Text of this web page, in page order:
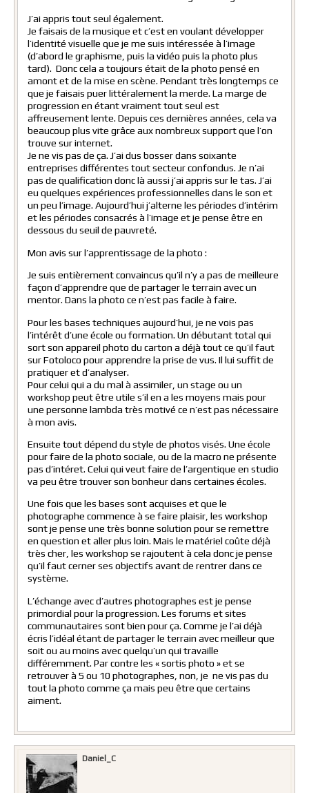
J’ai appris tout seul également.
Je faisais de la musique et c’est en voulant développer
l’identité visuelle que je me suis intéressée à l’image
(d’abord le graphisme, puis la vidéo puis la photo plus
tard). Donc cela a toujours était de la photo pensé en
amont et de la mise en scène. Pendant très longtemps ce
que je faisais puer littéralement la merde. La marge de
progression en étant vraiment tout seul est
affreusement lente. Depuis ces dernières années, cela va
beaucoup plus vite grâce aux nombreux support que l’on
trouve sur internet.
Je ne vis pas de ça. J’ai dus bosser dans soixante
entreprises différentes tout secteur confondus. Je n’ai
pas de qualification donc là aussi j’ai appris sur le tas. J’ai
eu quelques expériences professionnelles dans le son et
un peu l’image. Aujourd’hui j’alterne les périodes d’intérim
et les périodes consacrés à l’image et je pense être en
dessous du seuil de pauvreté.
Mon avis sur l’apprentissage de la photo :
Je suis entièrement convaincus qu’il n’y a pas de meilleure
façon d’apprendre que de partager le terrain avec un
mentor. Dans la photo ce n’est pas facile à faire.
Pour les bases techniques aujourd’hui, je ne vois pas
l’intérêt d’une école ou formation. Un débutant total qui
sort son appareil photo du carton a déjà tout ce qu’il faut
sur Fotoloco pour apprendre la prise de vus. Il lui suffit de
pratiquer et d’analyser.
Pour celui qui a du mal à assimiler, un stage ou un
workshop peut être utile s’il en a les moyens mais pour
une personne lambda très motivé ce n’est pas nécessaire
à mon avis.
Ensuite tout dépend du style de photos visés. Une école
pour faire de la photo sociale, ou de la macro ne présente
pas d’intéret. Celui qui veut faire de l’argentique en studio
va peu être trouver son bonheur dans certaines écoles.
Une fois que les bases sont acquises et que le
photographe commence à se faire plaisir, les workshop
sont je pense une très bonne solution pour se remettre
en question et aller plus loin. Mais le matériel coûte déjà
très cher, les workshop se rajoutent à cela donc je pense
qu’il faut cerner ses objectifs avant de rentrer dans ce
système.
L’échange avec d’autres photographes est je pense
primordial pour la progression. Les forums et sites
communautaires sont bien pour ça. Comme je l’ai déjà
écris l’idéal étant de partager le terrain avec meilleur que
soit ou au moins avec quelqu’un qui travaille
différemment. Par contre les « sortis photo » et se
retrouver à 5 ou 10 photographes, non, je ne vis pas du
tout la photo comme ça mais peu être que certains
aiment.
Daniel_C